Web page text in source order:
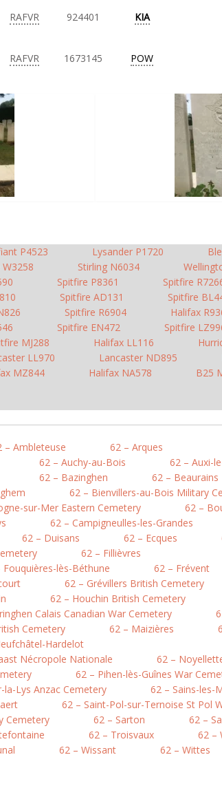
RAFVR 924401 KIA
RAFVR 1673145 POW
P4523 Lysander P1720
Stirling N6034
Spitfire P8361 Spitfire
Spitfire AD131
Spitfire
Spitfire R6904
Halifax
Spitfire EN472 Spitfire
MJ288 Halifax LL116
LL970 Lancaster ND895
MZ844 Halifax NA578
B25
– Ambleteuse
62 – Arques
62 – Auchy-au-Bois
62 – Auxi-
62 – Bazinghen 62 – Beaurains
62 – Bienvillers-au-Bois Military
sur-Mer Eastern Cemetery
62 –
62 – Campigneulles-les-Grandes
62 – Duisans 62 – Ecques
62 – Fillièvres
Fouquières-lès-Béthune 62 – Frévent
62 – Grévillers British Cemetery
62 – Houchin British Cemetery
Calais Canadian War Cemetery
Cemetery 62 – Maizières
Hardelot
Nécropole Nationale 62 –
62 – Pihen-lès-Guînes War
la-Lys Anzac Cemetery
62 – Sains-les-
62 – Saint-Pol-sur-Ternoise St Pol
Cemetery 62 – Sarton
62 –
62 – Troisvaux
62 –
62 – Wissant 62 – Wittes